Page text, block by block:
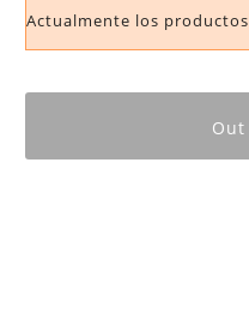
Actualmente los
Out